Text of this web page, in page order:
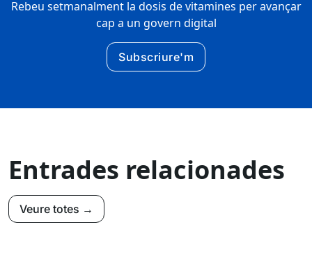
Rebeu setmanalment la dosis de vitamines per avançar
cap a un govern digital
Subscriure'm
Entrades relacionades
Veure totes →